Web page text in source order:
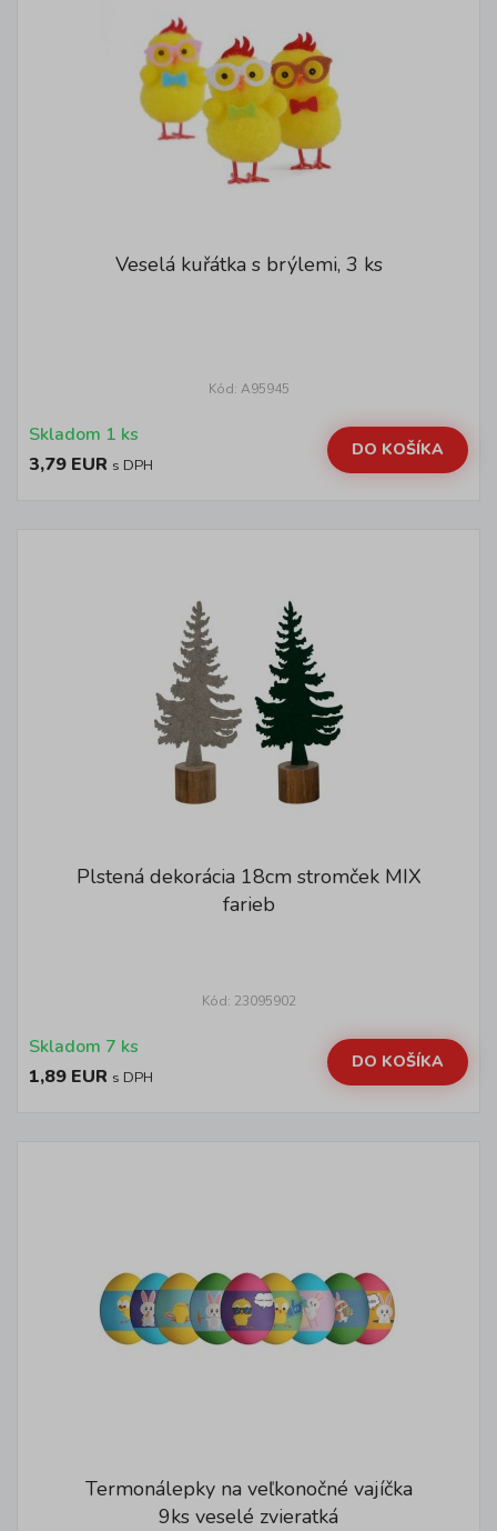
Veselá kuřátka s brýlemi, 3 ks
Kód: A95945
Skladom 1 ks
3,79 EUR s DPH
DO KOŠÍKA
Plstená dekorácia 18cm stromček MIX
farieb
Kód: 23095902
Skladom 7 ks
1,89 EUR s DPH
DO KOŠÍKA
Termonálepky na veľkonočné vajíčka
9ks veselé zvieratká